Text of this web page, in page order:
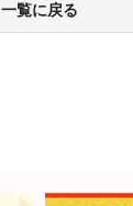
一覧に戻る